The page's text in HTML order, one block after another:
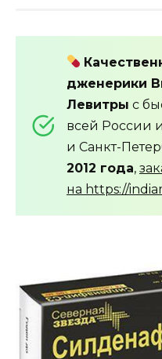
дженерики
Левитры с
всей России
и Санкт-
2012 года,
на https://